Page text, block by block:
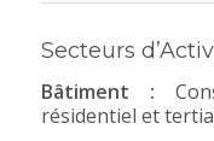
Secteurs
Bâtiment :
résidentiel et